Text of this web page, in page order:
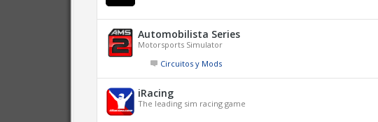
Automobilista Series
Motorsports Simulator
Circuitos y Mods
iRacing
The leading sim racing game